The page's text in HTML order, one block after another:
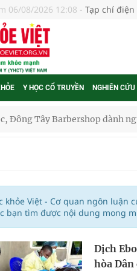
06/08/2026 12:08 - Tạp chí điện
Y HỌC CỔ TRUYỀN NGHIÊN CỨU
Đông Tây Barbershop dành
hiểm vì tiến triển quá âm
động lớn được diễn ra tại Lễ
triển khai các nhiệm vụ trong
khỏe Việt - Cơ quan ngôn luận
bạn tìm được nội dung mong
Dịch
hòa Dân